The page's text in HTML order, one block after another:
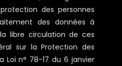
des personnes
des données à
libre circulation de ces
sur la Protection des
Loi n° 78-17 du 6 janvier